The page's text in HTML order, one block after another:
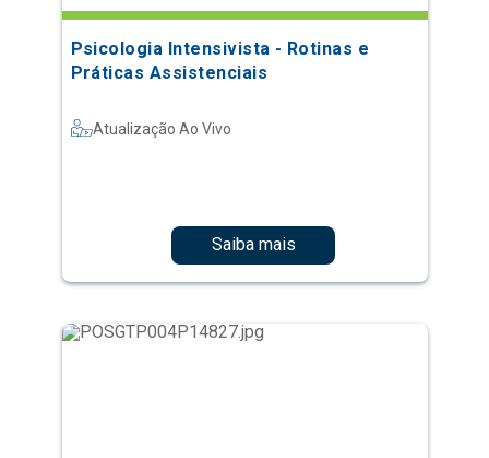
Psicologia Intensivista - Rotinas e
Práticas Assistenciais
Atualização Ao Vivo
Saiba mais